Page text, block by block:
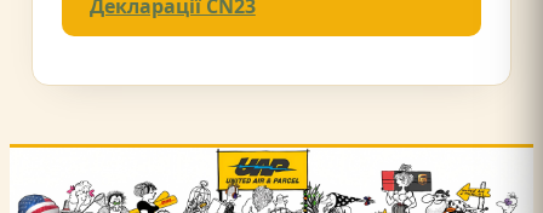
Декларації CN23